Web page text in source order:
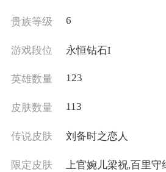
贵族等级 6
游戏段位 永恒钻石I
英雄数量 123
皮肤数量 113
传说皮肤 刘备时之恋人
限定皮肤
上官婉儿梁祝,百里